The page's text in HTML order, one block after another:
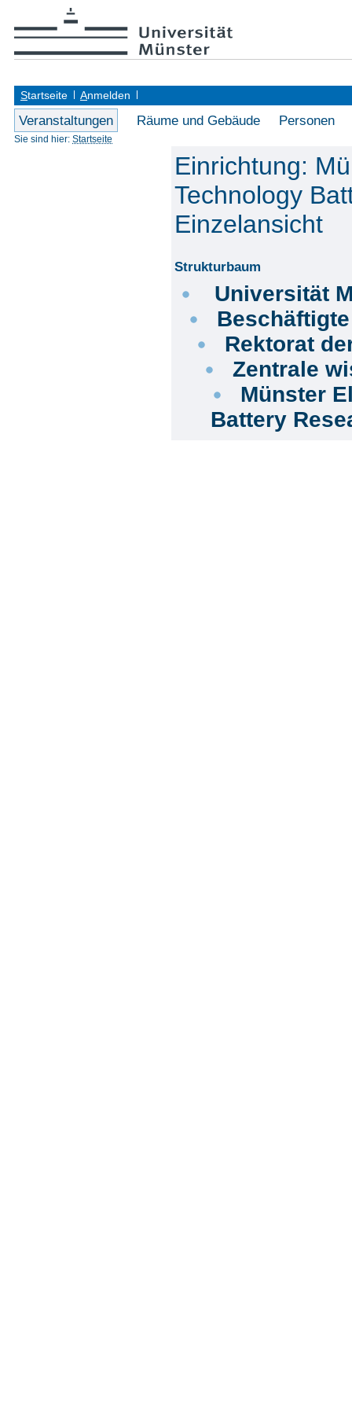
Startseite Anmelden
Veranstaltungen Räume und Gebäude Personen
Sie sind hier: Startseite
Einrichtung:
Technology
Einzelansicht
Strukturbaum
Universität
Beschäftigte
Rektorat
Zentrale
Münster
Battery